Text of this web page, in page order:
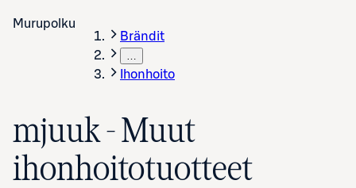
Murupolku
Brändit
Ihonhoito
mjuuk - Muut
ihonhoitotuotteet